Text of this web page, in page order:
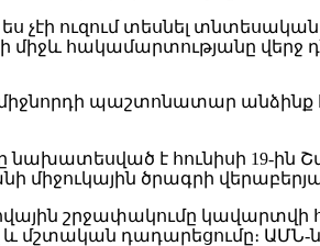
ես չէի ուզում տեսնել
հակամարտությանը վերջ
պաշտոնատար
նախատեսված է հունիսի 19-ին
ծրագրի
շրջափակումը կավարտվի
մշտական ​​դադարեցումը։